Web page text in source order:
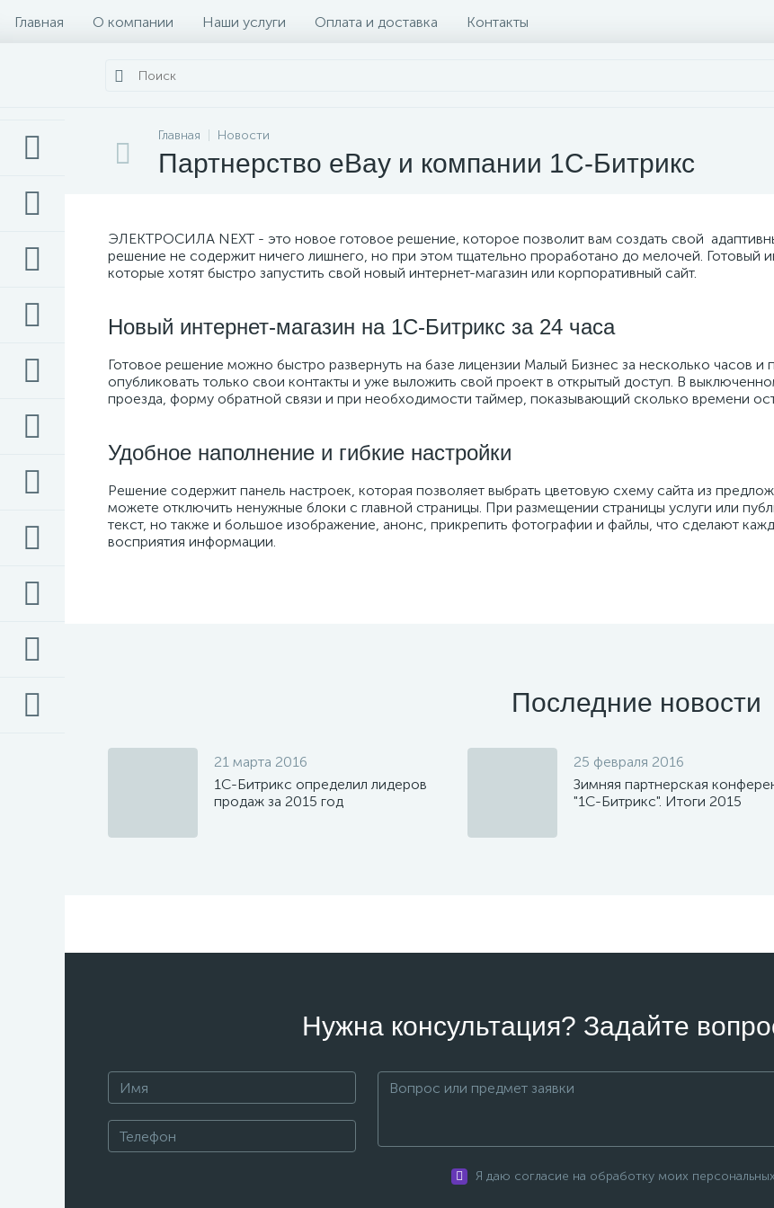
Главная О компании Наши услуги Оплата и доставка Контакты
Главная Новости
Партнерство eBay и компании 1С-Битрикс
ЭЛЕКТРОСИЛА NEXT - это новое готовое решение, которое позволит вам создать свой
решение не содержит ничего лишнего, но при этом тщательно проработано до мелочей. Готовый
которые хотят быстро запустить свой новый интернет-магазин или корпоративный сайт.
Новый интернет-магазин на 1С-Битрикс за 24 часа
Готовое решение можно быстро развернуть на базе лицензии Малый Бизнес за несколько часов
опубликовать только свои контакты и уже выложить свой проект в открытый доступ. В
проезда, форму обратной связи и при необходимости таймер, показывающий сколько времени
Удобное наполнение и гибкие настройки
Решение содержит панель настроек, которая позволяет выбрать цветовую схему сайта из
можете отключить ненужные блоки с главной страницы. При размещении страницы услуги или
текст, но также и большое изображение, анонс, прикрепить фотографии и файлы, что сделают
восприятия информации.
Последние новости
21 марта 2016
1С-Битрикс определил лидеров
продаж за 2015 год
25 февраля 2016
Зимняя партнерская
"1С-Битрикс". Итоги 2015
Нужна консультация? Задайте
Я даю согласие на обработку моих